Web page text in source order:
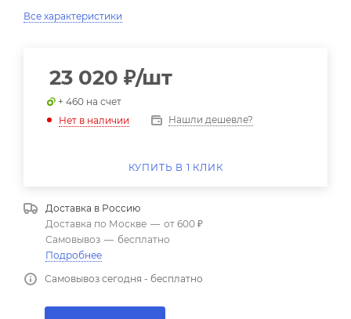
Все характеристики
23 020 ₽/шт
+ 460 на счет
Нет в наличии
Нашли дешевле?
КУПИТЬ В 1 КЛИК
Доставка в Россию
Доставка по Москве — от 600 ₽
Самовывоз — бесплатно
Подробнее
Самовывоз сегодня - бесплатно